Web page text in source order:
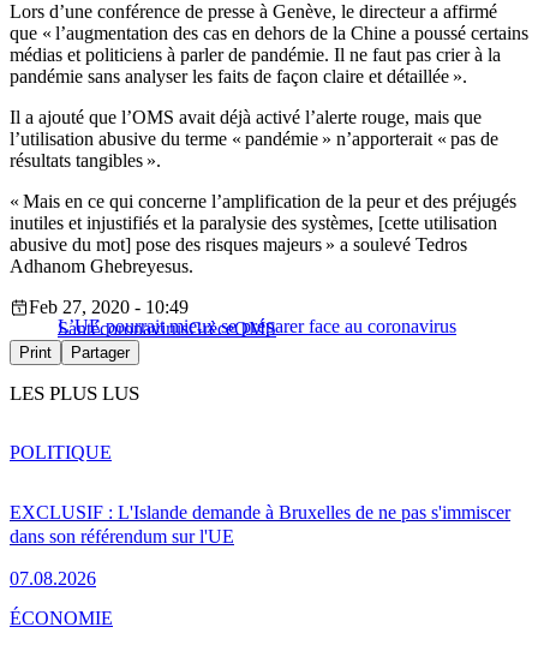
Lors d’une conférence de presse à Genève, le directeur a affirmé
que « l’augmentation des cas en dehors de la Chine a poussé certains
médias et politiciens à parler de pandémie. Il ne faut pas crier à la
pandémie sans analyser les faits de façon claire et détaillée ».
Il a ajouté que l’OMS avait déjà activé l’alerte rouge, mais que
l’utilisation abusive du terme « pandémie » n’apporterait « pas de
résultats tangibles ».
« Mais en ce qui concerne l’amplification de la peur et des préjugés
inutiles et injustifiés et la paralysie des systèmes, [cette utilisation
abusive du mot] pose des risques majeurs » a soulevé Tedros
Adhanom Ghebreyesus.
L’UE pourrait mieux se préparer face au coronavirus
Feb 27, 2020 - 10:49
SantécoronavirusGrèceOMS
Print Partager
LES PLUS LUS
EXCLUSIF : L'Islande demande à Bruxelles de ne pas s'immiscer
dans son référendum sur l'UE
07.08.2026
POLITIQUE
ÉCONOMIE